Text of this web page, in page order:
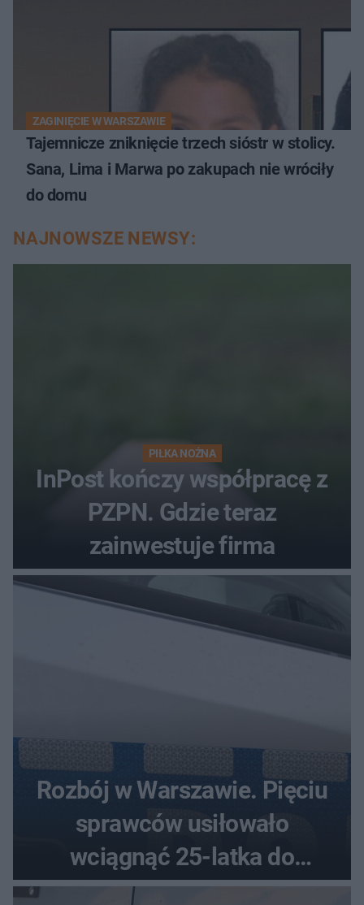
ZAGINIĘCIE W WARSZAWIE
Tajemnicze zniknięcie trzech sióstr w stolicy.
Sana, Lima i Marwa po zakupach nie wróciły
do domu
NAJNOWSZE NEWSY:
PIŁKA NOŻNA
InPost kończy współpracę z
PZPN. Gdzie teraz
zainwestuje firma
Rozbój w Warszawie. Pięciu
sprawców usiłowało
wciągnąć 25-latka do
samochodu